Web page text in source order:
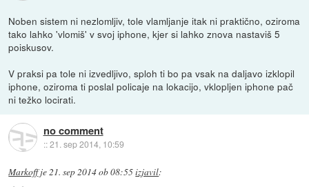
Noben sistem ni nezlomljiv, tole vlamljanje itak ni praktično, oziroma
tako lahko 'vlomiš' v svoj iphone, kjer si lahko znova nastaviš 5
poiskusov.
V praksi pa tole ni izvedljivo, sploh ti bo pa vsak na daljavo izklopil
iphone, oziroma ti poslal policaje na lokacijo, vklopljen iphone pač
ni težko locirati.
no comment
::21. sep 2014, 10:59
Markoffje21. sep 2014 ob 08:55izjavil: